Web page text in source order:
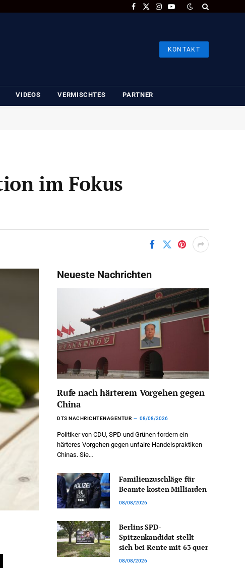
Facebook
X
Instagram
YouTube
KONTAKT
VIDEOS VERMISCHTES PARTNER
im Fokus
Neueste Nachrichten
Rufe nach härterem Vorgehen gegen
China
DTS NACHRICHTENAGENTUR 08/08/2026
Politiker von CDU, SPD und Grünen fordern ein
härteres Vorgehen gegen unfaire Handelspraktiken
Chinas. Sie…
Familienzuschläge für
Beamte kosten Milliarden
08/08/2026
Berlins SPD-
Spitzenkandidat stellt
sich bei Rente mit 63 quer
08/08/2026